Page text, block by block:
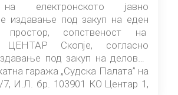
електронското јавно
издавање под закуп на еден
сопственост на
Скопје, согласно
под закуп на деловен
гаража „Судска Палата” на
И.Л. бр. 103901 КО Центар 1,